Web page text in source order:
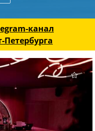
канал
Петербурга